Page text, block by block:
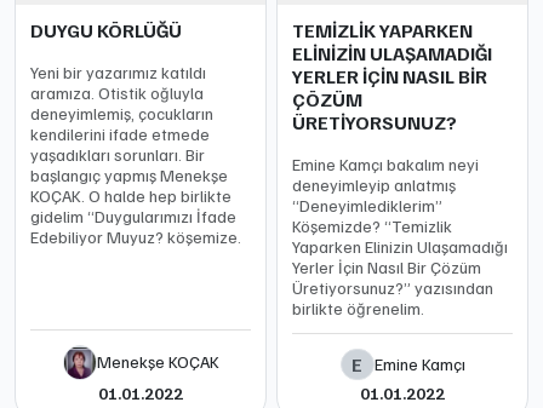
DUYGU KÖRLÜĞÜ
Yeni bir yazarımız katıldı
aramıza. Otistik oğluyla
deneyimlemiş, çocukların
kendilerini ifade etmede
yaşadıkları sorunları. Bir
başlangıç yapmış Menekşe
KOÇAK. O halde hep birlikte
gidelim “Duygularımızı İfade
Edebiliyor Muyuz? köşemize.
Menekşe KOÇAK
01.01.2022
TEMİZLİK YAPARKEN
ELİNİZİN ULAŞAMADIĞI
YERLER İÇİN NASIL BİR
ÇÖZÜM
ÜRETİYORSUNUZ?
Emine Kamçı bakalım neyi
deneyimleyip anlatmış
“Deneyimlediklerim”
Köşemizde? “Temizlik
Yaparken Elinizin Ulaşamadığı
Yerler İçin Nasıl Bir Çözüm
Üretiyorsunuz?” yazısından
birlikte öğrenelim.
E
Emine Kamçı
01.01.2022